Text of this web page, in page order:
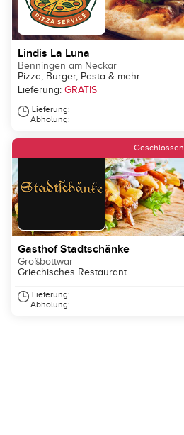
Lindis La Luna
Benningen am Neckar
Pizza, Burger, Pasta & mehr
Lieferung: GRATIS
Lieferung:
Abholung:
Geschlossen
Gasthof Stadtschänke
Großbottwar
Griechisches Restaurant
Lieferung:
Abholung: